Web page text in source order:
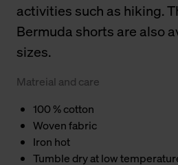
activities such as hiking.
Bermuda shorts are also
sizes.
Matreial and care
100 % cotton
Woven fabric
Iron hot
Tumble dry at low